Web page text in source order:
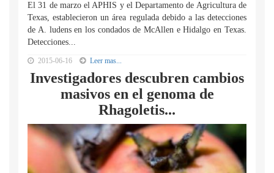
El 31 de marzo el APHIS y el Departamento de Agricultura de
Texas, establecieron un área regulada debido a las detecciones
de A. ludens en los condados de McAllen e Hidalgo en Texas.
Detecciones...
2015-06-16 Leer mas...
Investigadores descubren cambios
masivos en el genoma de
Rhagoletis...